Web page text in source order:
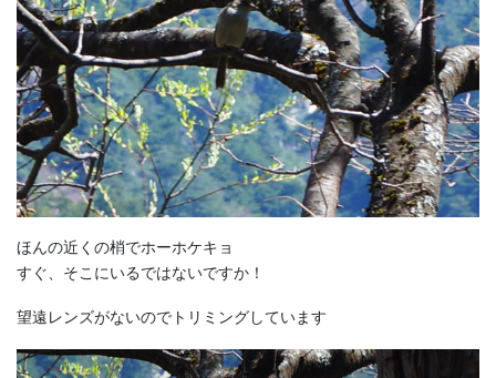
ほんの近くの梢でホーホケキョ
すぐ、そこにいるではないですか！
望遠レンズがないのでトリミングしています